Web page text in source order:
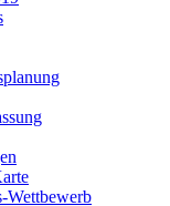
Wettbewerb